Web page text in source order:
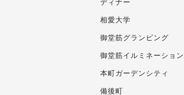
ディナー
相愛大学
御堂筋グランピング
御堂筋イルミネーション
本町ガーデンシティ
備後町